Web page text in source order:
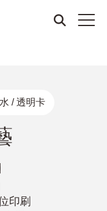
、DM設計、菜單設
設計
/ 透明卡
印刷